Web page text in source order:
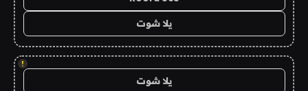
يلا شوت
!
يلا شوت